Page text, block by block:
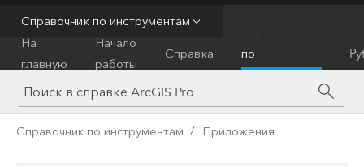
Справочник по инструментам
На
главную
Начало
работы
Справка
по
инструментам
Справочник по инструментам Приложения